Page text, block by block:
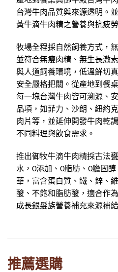
台灣牛肉品質與來源透明。
黃牛滴牛肉精之營養與抗疲
牧場全程採自然飼養方式，
並符合無瘦肉精、無生長激
與人道飼養環境，低溫鮮切
安全嚴格把關。從產地到餐
每一塊台灣牛肉皆可溯源、
品項，如菲力、沙朗、紐約
肉片等，並延伸開發牛肉乾
不同料理與飲食需求。
推出御牧牛滴牛肉精採古法
水，0添加、0脂肪、0膽固
華，富含蛋白質、鐵、鋅、
酸、不飽和脂肪酸，適合作
成長銀髮族營養補充來源補
推薦選購